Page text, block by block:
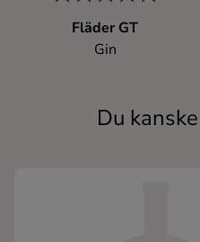
Fläder GT
Gin
Du